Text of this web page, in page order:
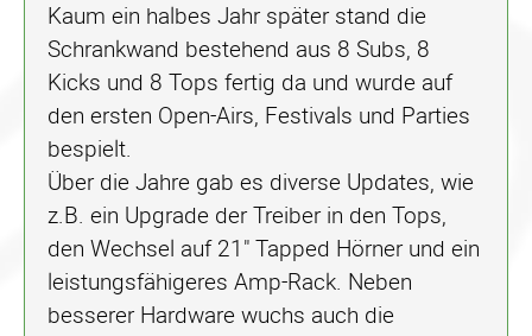
Kaum ein halbes Jahr später stand die
Schrankwand bestehend aus 8 Subs, 8
Kicks und 8 Tops fertig da und wurde auf
den ersten Open-Airs, Festivals und Parties
bespielt.
Über die Jahre gab es diverse Updates, wie
z.B. ein Upgrade der Treiber in den Tops,
den Wechsel auf 21" Tapped Hörner und ein
leistungsfähigeres Amp-Rack. Neben
besserer Hardware wuchs auch die